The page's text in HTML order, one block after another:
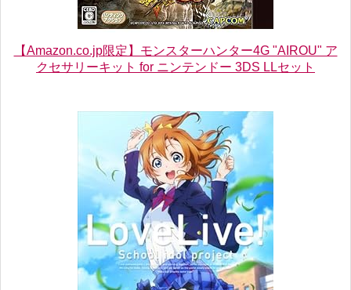
【Amazon.co.jp限定】モンスターハンター4G "AIROU" ア
クセサリーキット for ニンテンドー 3DS LLセット